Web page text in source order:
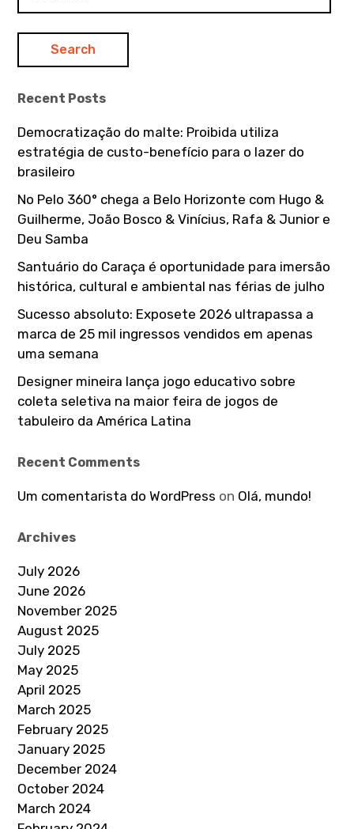
s
i
g
a
t
i
o
n
c
f
r
:
Recent Posts
Democratização do malte: Proibida utiliza
estratégia de custo-benefício para o lazer do
brasileiro
No Pelo 360° chega a Belo Horizonte com Hugo &
Guilherme, João Bosco & Vinícius, Rafa & Junior e
Deu Samba
Santuário do Caraça é oportunidade para imersão
histórica, cultural e ambiental nas férias de julho
Sucesso absoluto: Exposete 2026 ultrapassa a
marca de 25 mil ingressos vendidos em apenas
uma semana
Designer mineira lança jogo educativo sobre
coleta seletiva na maior feira de jogos de
tabuleiro da América Latina
Recent Comments
Um comentarista do WordPress on Olá, mundo!
Archives
July 2026
June 2026
November 2025
August 2025
July 2025
May 2025
April 2025
March 2025
February 2025
January 2025
December 2024
October 2024
March 2024